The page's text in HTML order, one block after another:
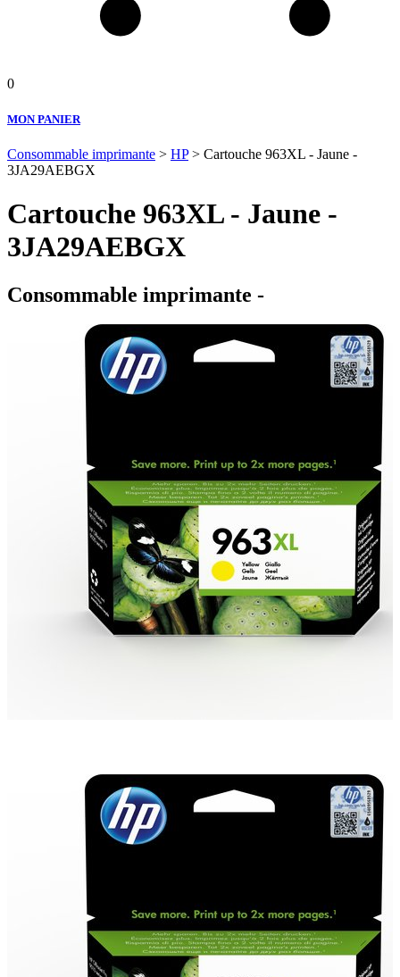
0
MON PANIER
Consommable imprimante > HP> Cartouche 963XL - Jaune -
3JA29AEBGX
Cartouche 963XL - Jaune -
3JA29AEBGX
Consommable imprimante -